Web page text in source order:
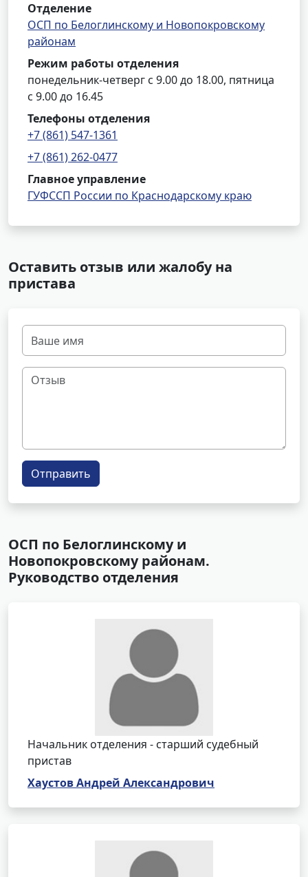
Отделение
ОСП по Белоглинскому и Новопокровскому
районам
Режим работы отделения
понедельник-четверг с 9.00 до 18.00, пятница
с 9.00 до 16.45
Телефоны отделения
+7 (861) 547-1361
+7 (861) 262-0477
Главное управление
ГУФССП России по Краснодарскому краю
Оставить отзыв или жалобу на
пристава
Отправить
ОСП по Белоглинскому и
Новопокровскому районам.
Руководство отделения
Начальник отделения - старший судебный
пристав
Хаустов Андрей Александрович